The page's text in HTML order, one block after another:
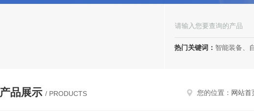
热门关键词： 智能装备、自动化装备、高低压电器、成套
产品展示 / PRODUCTS 您的位置： 网站首